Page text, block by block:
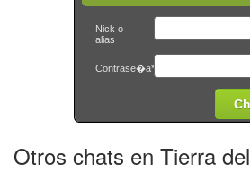
Nick o
alias
Contrase�a*
Otros chats en Tierra